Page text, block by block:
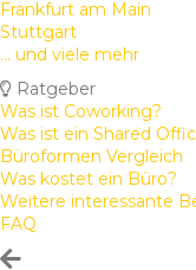
Frankfurt am Main
Stuttgart
... und viele mehr
Ratgeber
Was ist Coworking?
Was ist ein Shared
Büroformen Vergleich
Was kostet ein Büro?
Weitere interessante
FAQ